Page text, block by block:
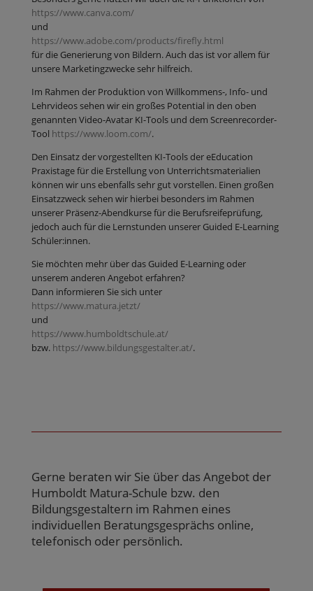
https://www.canva.com/
und
https://www.adobe.com/products/firefly.html
für die Generierung von Bildern. Auch das ist vor allem für
unsere Marketingzwecke sehr hilfreich.
Im Rahmen der Produktion von Willkommens-, Info- und
Lehrvideos sehen wir ein großes Potential in den oben
genannten Video-Avatar KI-Tools und dem Screenrecorder-
Tool https://www.loom.com/.
Den Einsatz der vorgestellten KI-Tools der eEducation
Praxistage für die Erstellung von Unterrichtsmaterialien
können wir uns ebenfalls sehr gut vorstellen. Einen großen
Einsatzzweck sehen wir hierbei besonders im Rahmen
unserer Präsenz-Abendkurse für die Berufsreifeprüfung,
jedoch auch für die Lernstunden unserer Guided E-Learning
Schüler:innen.
Sie möchten mehr über das Guided E-Learning oder
unserem anderen Angebot erfahren?
Dann informieren Sie sich unter
https://www.matura.jetzt/
und
https://www.humboldtschule.at/
bzw. https://www.bildungsgestalter.at/.
Gerne beraten wir Sie über das Angebot der
Humboldt Matura-Schule bzw. den
Bildungsgestaltern im Rahmen eines
individuellen Beratungsgesprächs online,
telefonisch oder persönlich.